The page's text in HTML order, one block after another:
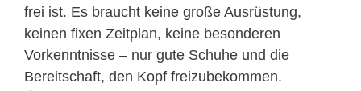
frei ist. Es braucht keine große Ausrüstung,
keinen fixen Zeitplan, keine besonderen
Vorkenntnisse – nur gute Schuhe und die
Bereitschaft, den Kopf freizubekommen.